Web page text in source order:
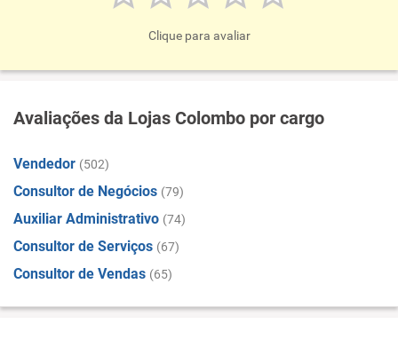
Clique para avaliar
Avaliações da Lojas Colombo por cargo
Vendedor (502)
Consultor de Negócios (79)
Auxiliar Administrativo (74)
Consultor de Serviços (67)
Consultor de Vendas (65)